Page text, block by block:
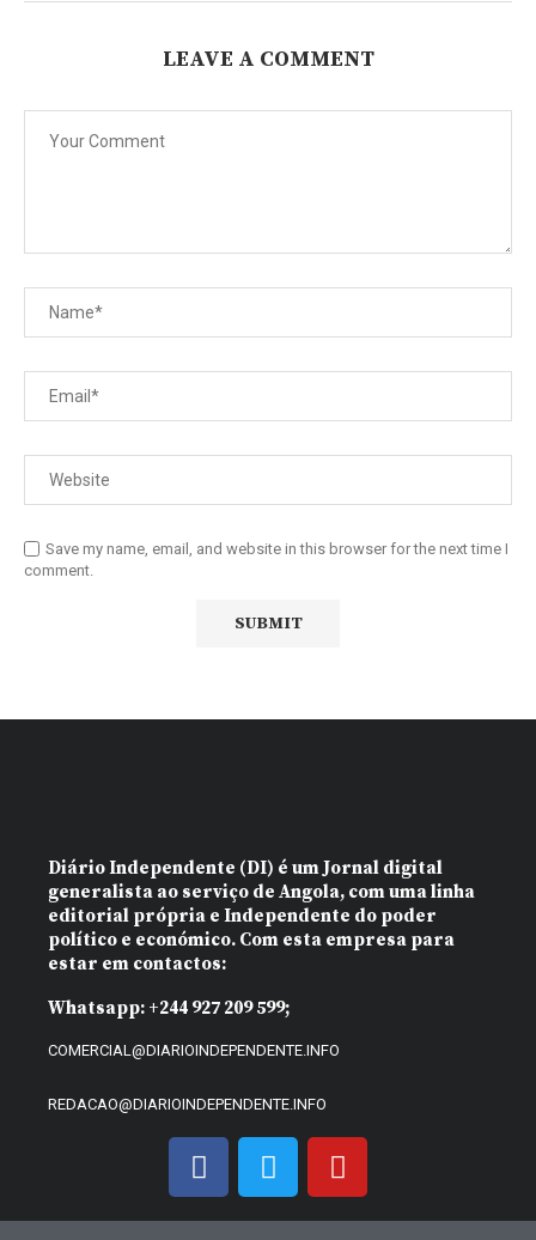
LEAVE A COMMENT
Save my name, email, and website in this browser for the next time I
comment.
Diário Independente (DI) é um Jornal digital
generalista ao serviço de Angola, com uma linha
editorial própria e Independente do poder
político e económico. Com esta empresa para
estar em contactos:
Whatsapp: +244 927 209 599;
COMERCIAL@DIARIOINDEPENDENTE.INFO
REDACAO@DIARIOINDEPENDENTE.INFO